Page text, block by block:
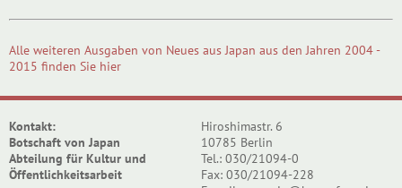
Alle weiteren Ausgaben von Neues aus Japan aus den Jahren 2004 -
2015 finden Sie hier
Kontakt:
Botschaft von Japan
Abteilung für Kultur und
Öffentlichkeitsarbeit
Hiroshimastr. 6
10785 Berlin
Tel.: 030/21094-0
Fax: 030/21094-228